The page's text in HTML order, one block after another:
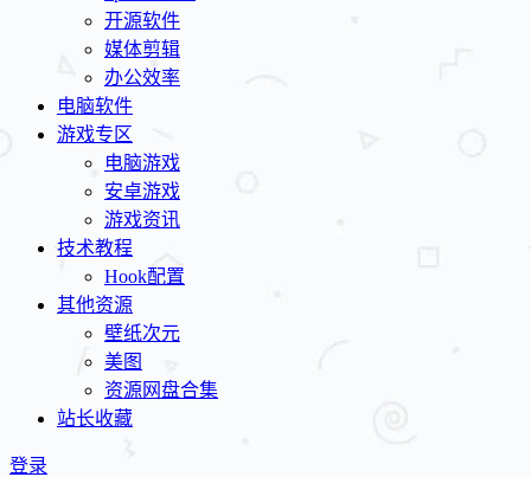
开源软件
媒体剪辑
办公效率
电脑软件
游戏专区
电脑游戏
安卓游戏
游戏资讯
技术教程
Hook配置
其他资源
壁纸次元
美图
资源网盘合集
站长收藏
登录